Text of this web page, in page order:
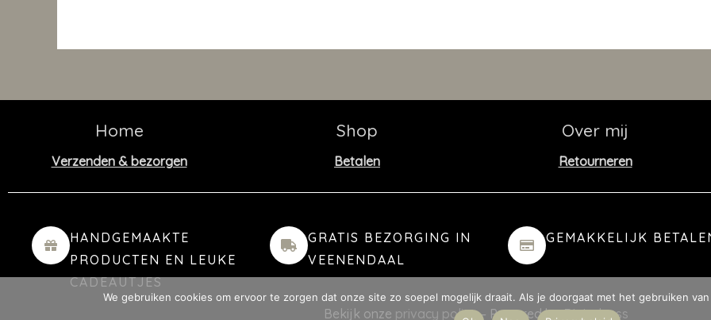
Home Shop Over mij
Verzenden & bezorgen Betalen Retourneren
HANDGEMAAKTE
PRODUCTEN EN LEUKE
CADEAUTJES
GRATIS BEZORGING IN
VEENENDAAL
GEMAKKELIJK
Bekijk onze privacy policy– Powered byDigitalness
We gebruiken cookies om ervoor te zorgen dat onze site zo soepel mogelijk draait. Als je doorgaat met het gebruiken